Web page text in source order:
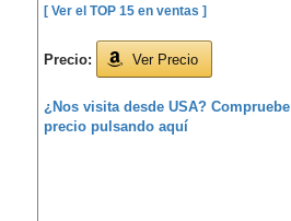
[ Ver el TOP 15 en ventas ]
Precio: Ver Precio
¿Nos visita desde USA? Compruebe
precio pulsando aquí